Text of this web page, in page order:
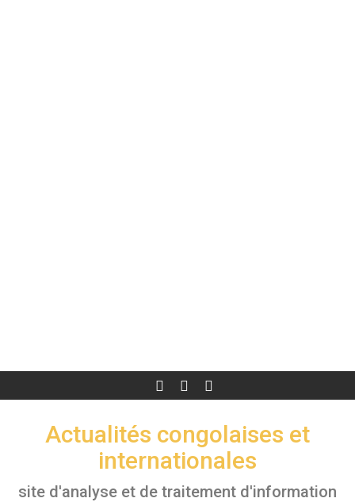
Actualités congolaises et
internationales
site d'analyse et de traitement d'information